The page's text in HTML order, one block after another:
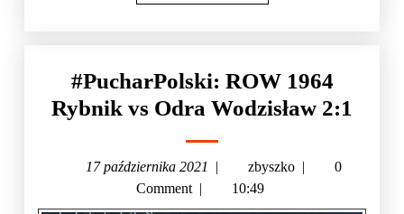
#PucharPolski: ROW 1964
Rybnik vs Odra Wodzisław 2:1
17 października 2021 | zbyszko |
0
Comment | 10:49